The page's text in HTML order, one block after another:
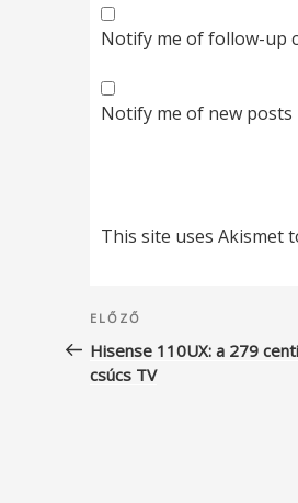
Notify me of follow-up
Notify me of new posts
This site uses Akismet
Bejegyzés
navigáció
Korábbi
bejegyzés
ELŐZŐ
Hisense 110UX: a 279
csúcs TV